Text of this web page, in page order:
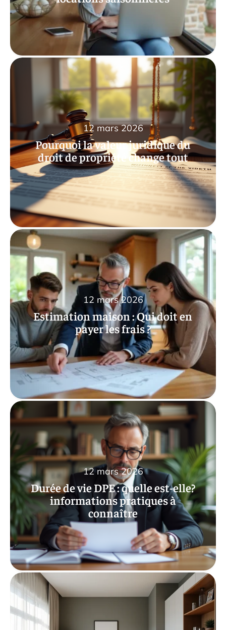
Pourquoi la valeur juridique du
droit de propriété change tout
12 mars 2026
Estimation maison : Qui doit en
payer les frais ?
12 mars 2026
Durée de vie DPE : quelle est-elle?
informations pratiques à
connaître
12 mars 2026